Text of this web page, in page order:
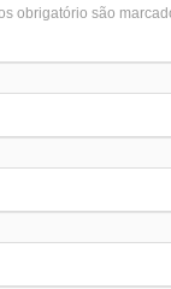
obrigatório são